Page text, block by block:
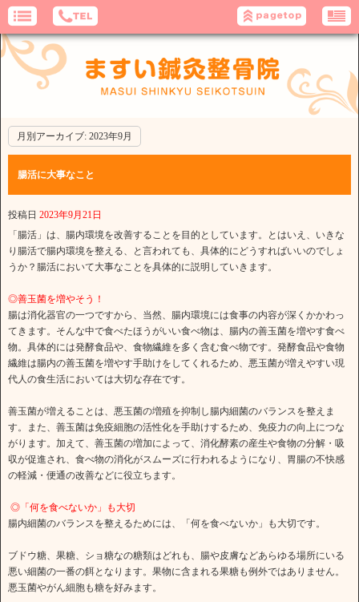
月別アーカイブ: 2023年9月
腸活に大事なこと
投稿日 2023年9月21日
「腸活」は、腸内環境を改善することを目的としています。とはいえ、いきな
り腸活で腸内環境を整える、と言われても、具体的にどうすればいいのでしょ
うか？腸活において大事なことを具体的に説明していきます。
◎善玉菌を増やそう！
腸は消化器官の一つですから、当然、腸内環境には食事の内容が深くかかわっ
てきます。そんな中で食べたほうがいい食べ物は、腸内の善玉菌を増やす食べ
物。具体的には発酵食品や、食物繊維を多く含む食べ物です。発酵食品や食物
繊維は腸内の善玉菌を増やす手助けをしてくれるため、悪玉菌が増えやすい現
代人の食生活においては大切な存在です。
善玉菌が増えることは、悪玉菌の増殖を抑制し腸内細菌のバランスを整えま
す。また、善玉菌は免疫細胞の活性化を手助けするため、免疫力の向上につな
がります。加えて、善玉菌の増加によって、消化酵素の産生や食物の分解・吸
収が促進され、食べ物の消化がスムーズに行われるようになり、胃腸の不快感
の軽減・便通の改善などに役立ちます。
◎「何を食べないか」も大切
腸内細菌のバランスを整えるためには、「何を食べないか」も大切です。
ブドウ糖、果糖、ショ糖なの糖類はどれも、腸や皮膚などあらゆる場所にいる
悪い細菌の一番の餌となります。果物に含まれる果糖も例外ではありません。
悪玉菌やがん細胞も糖を好みます。